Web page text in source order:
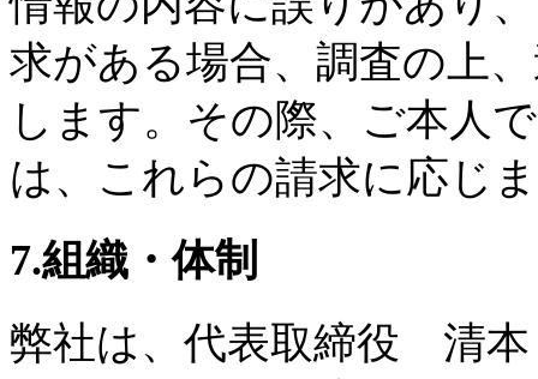
求がある場合、調査の上
します。その際、ご本人
は、これらの請求に応じ
7.組織・体制
弊社は、代表取締役 清本